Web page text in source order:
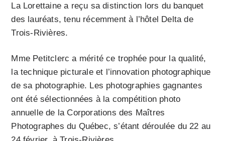
La Lorettaine a reçu sa distinction lors du banquet
des lauréats, tenu récemment à l’hôtel Delta de
Trois-Rivières.
Mme Petitclerc a mérité ce trophée pour la qualité,
la technique picturale et l’innovation photographique
de sa photographie. Les photographies gagnantes
ont été sélectionnées à la compétition photo
annuelle de la Corporations des Maîtres
Photographes du Québec, s’étant déroulée du 22 au